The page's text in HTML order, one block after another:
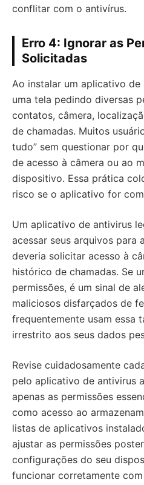
conflitar com o antivírus.
Erro 4: Ignorar as
Solicitadas
Ao instalar um aplicativo
uma tela pedindo diversas
contatos, câmera,
de chamadas. Muitos
tudo” sem questionar por
de acesso à câmera ou ao
dispositivo. Essa prática
risco se o aplicativo for
Um aplicativo de antivirus
acessar seus arquivos para
deveria solicitar acesso à
histórico de chamadas. Se
permissões, é um sinal de
maliciosos disfarçados de
frequentemente usam essa
irrestrito aos seus dados
Revise cuidadosamente
pelo aplicativo de antivirus
apenas as permissões
como acesso ao
listas de aplicativos
ajustar as permissões
configurações do seu
funcionar corretamente